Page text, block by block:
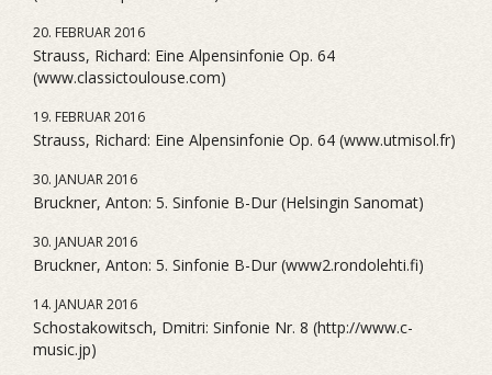
20. FEBRUAR 2016
Strauss, Richard: Eine Alpensinfonie Op. 64
(www.classictoulouse.com)
19. FEBRUAR 2016
Strauss, Richard: Eine Alpensinfonie Op. 64 (www.utmisol.fr)
30. JANUAR 2016
Bruckner, Anton: 5. Sinfonie B-Dur (Helsingin Sanomat)
30. JANUAR 2016
Bruckner, Anton: 5. Sinfonie B-Dur (www2.rondolehti.fi)
14. JANUAR 2016
Schostakowitsch, Dmitri: Sinfonie Nr. 8 (http://www.c-
music.jp)